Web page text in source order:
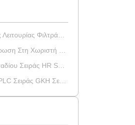
Σε Φυγοκέντρωση
Φάση Από Την Υγρή Φάση
Αποχετευτής 2 Φάσεων
Σε Φυγοκέντρωση